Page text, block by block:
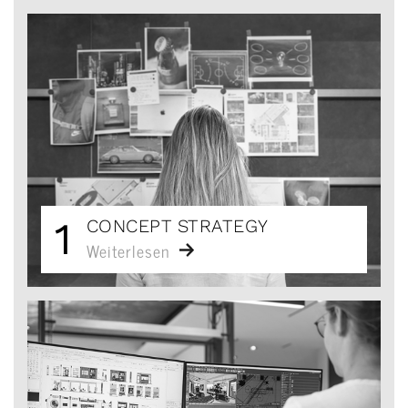
1 CONCEPT STRATEGY
Weiterlesen